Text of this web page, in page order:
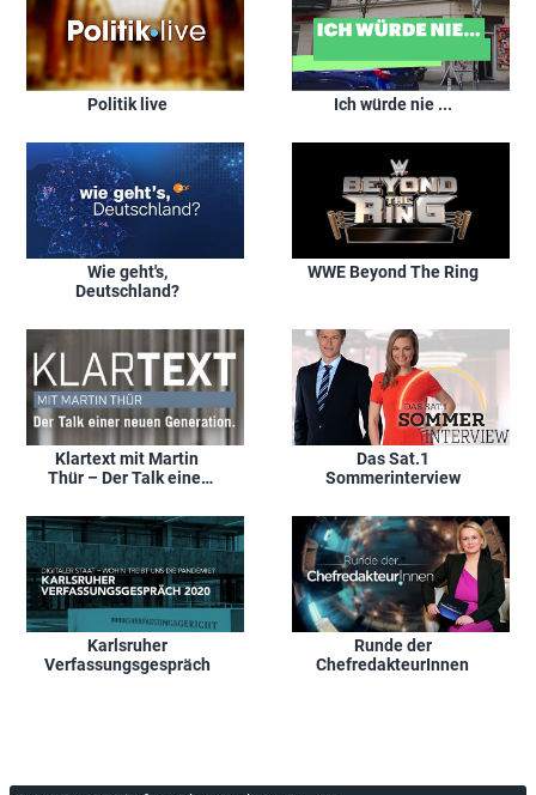
Politik live Ich würde nie ...
Wie geht's,
Deutschland?
WWE Beyond The Ring
Klartext mit Martin
Thür – Der Talk einer
Das Sat.1
Sommerinterview
Karlsruher
Verfassungsgespräch
Runde der
ChefredakteurInnen